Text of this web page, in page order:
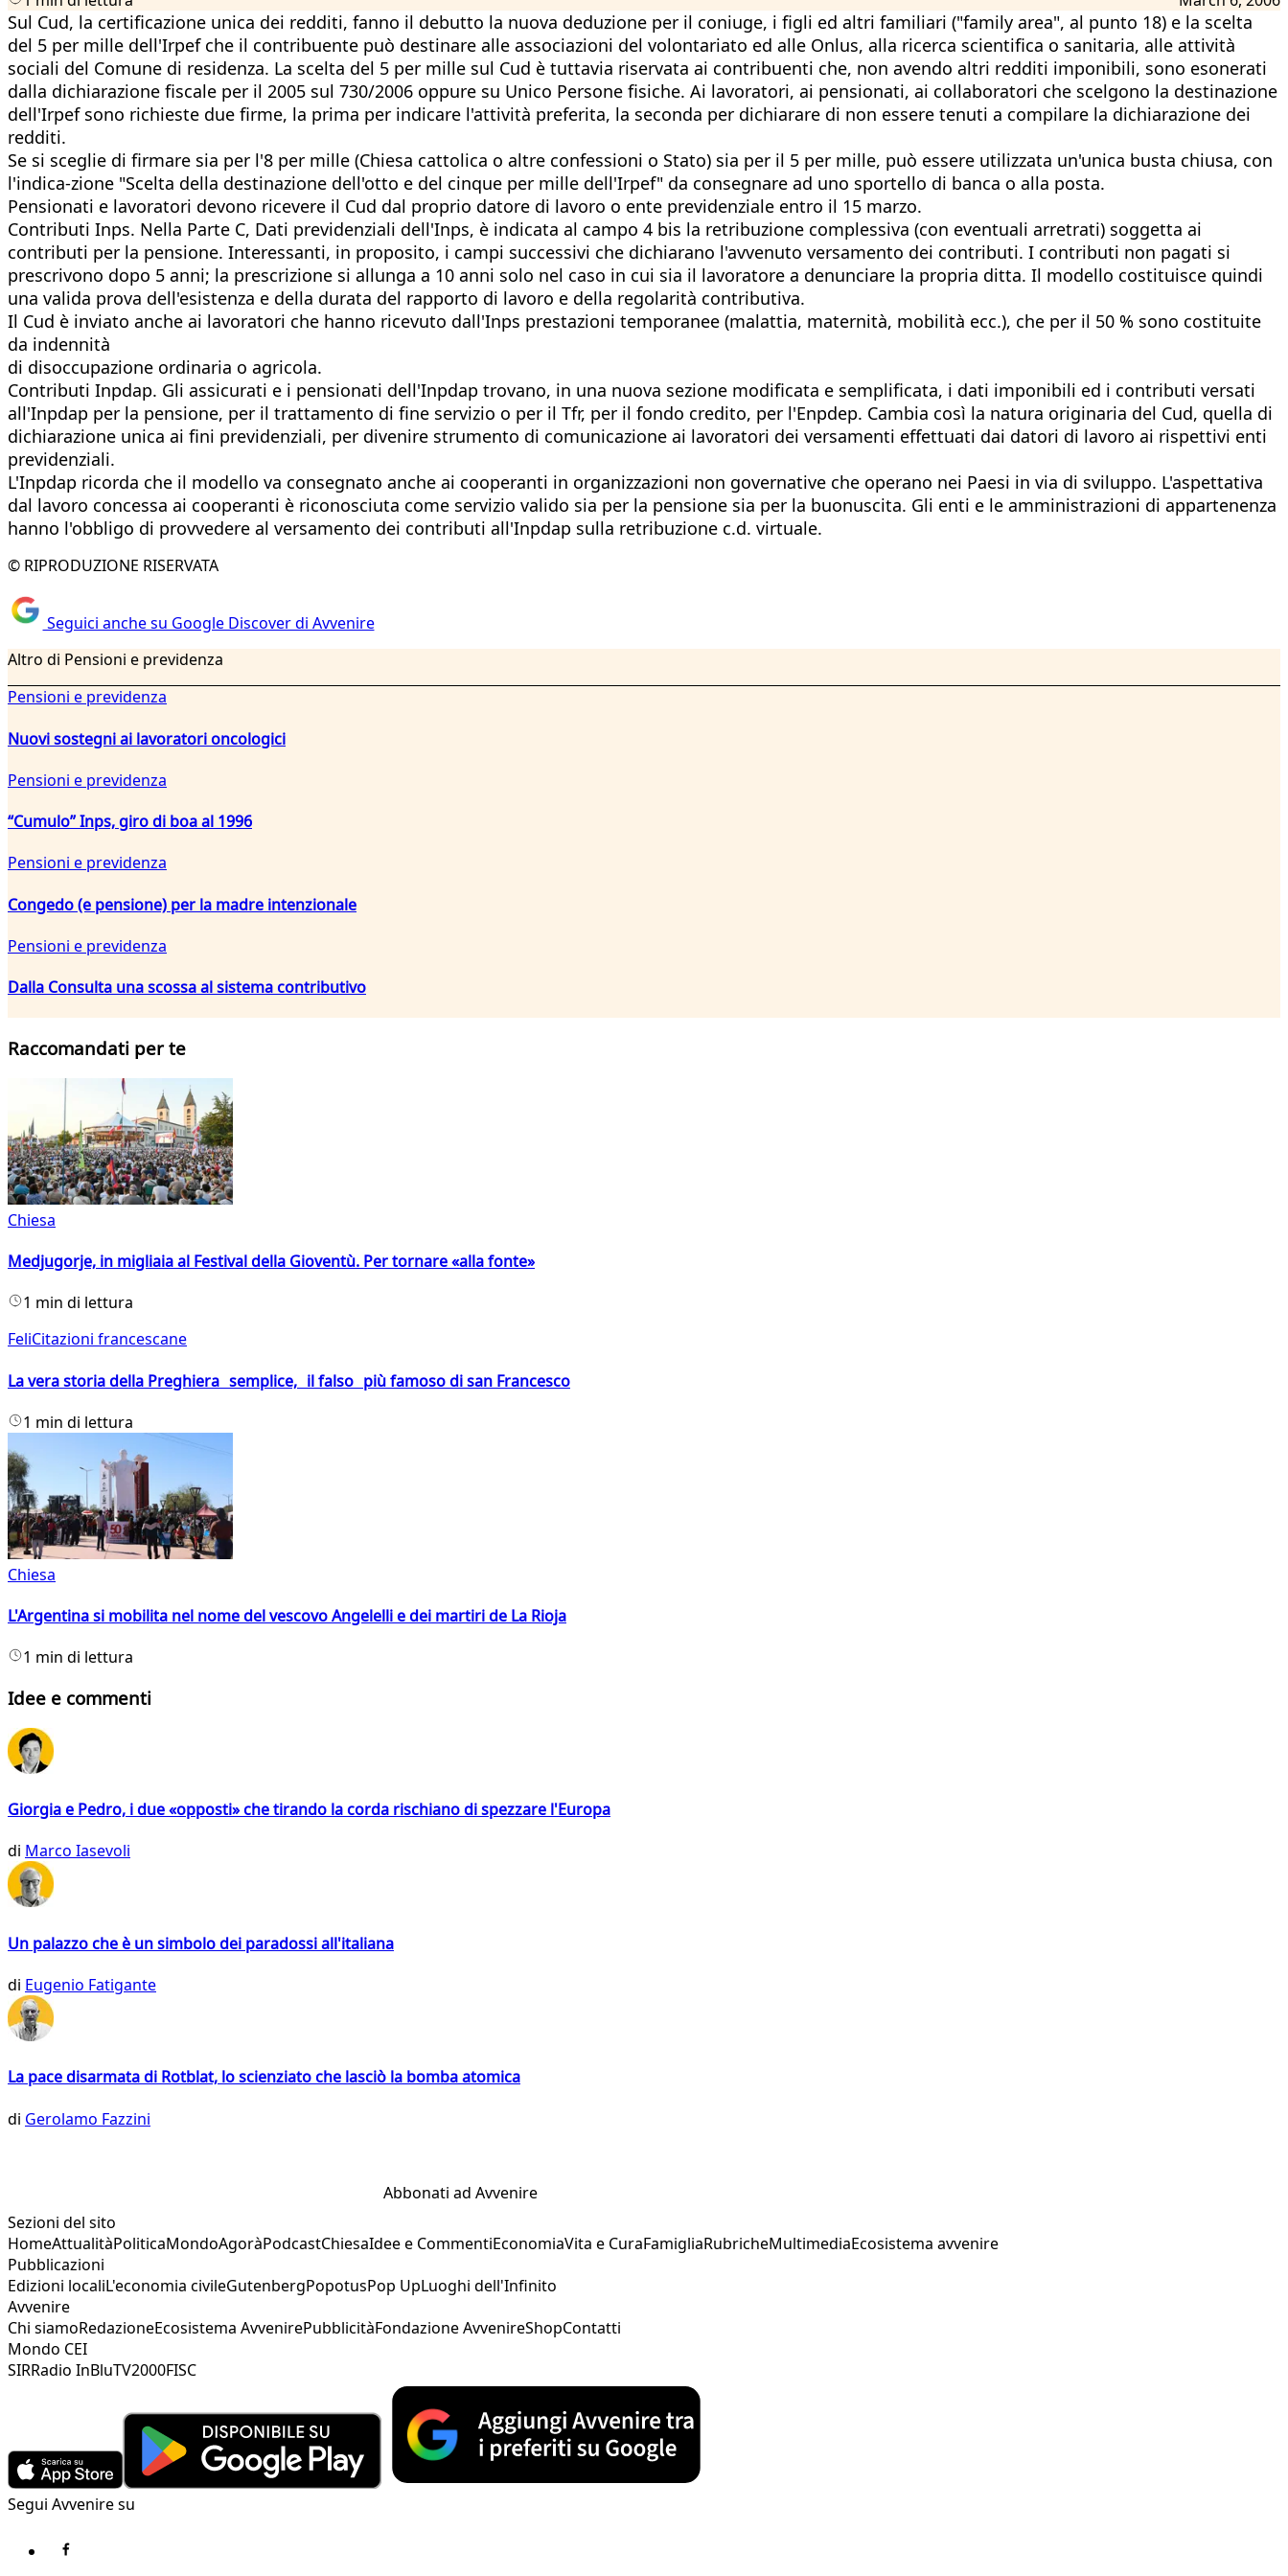
Sul Cud, la certificazione unica dei redditi, fanno il debutto la nuova deduzione per il coniuge, i figli ed altri familiari ("family area", al punto 18) e la scelta
del 5 per mille dell'Irpef che il contribuente può destinare alle associazioni del volontariato ed alle Onlus, alla ricerca scientifica o sanitaria, alle attività
sociali del Comune di residenza. La scelta del 5 per mille sul Cud è tuttavia riservata ai contribuenti che, non avendo altri redditi imponibili, sono esonerati
dalla dichiarazione fiscale per il 2005 sul 730/2006 oppure su Unico Persone fisiche. Ai lavoratori, ai pensionati, ai collaboratori che scelgono la destinazione
dell'Irpef sono richieste due firme, la prima per indicare l'attività preferita, la seconda per dichiarare di non essere tenuti a compilare la dichiarazione dei
redditi.
Se si sceglie di firmare sia per l'8 per mille (Chiesa cattolica o altre confessioni o Stato) sia per il 5 per mille, può essere utilizzata un'unica busta chiusa, con
l'indica-zione "Scelta della destinazione dell'otto e del cinque per mille dell'Irpef" da consegnare ad uno sportello di banca o alla posta.
Pensionati e lavoratori devono ricevere il Cud dal proprio datore di lavoro o ente previdenziale entro il 15 marzo.
Contributi Inps. Nella Parte C, Dati previdenziali dell'Inps, è indicata al campo 4 bis la retribuzione complessiva (con eventuali arretrati) soggetta ai
contributi per la pensione. Interessanti, in proposito, i campi successivi che dichiarano l'avvenuto versamento dei contributi. I contributi non pagati si
prescrivono dopo 5 anni; la prescrizione si allunga a 10 anni solo nel caso in cui sia il lavoratore a denunciare la propria ditta. Il modello costituisce quindi
una valida prova dell'esistenza e della durata del rapporto di lavoro e della regolarità contributiva.
Il Cud è inviato anche ai lavoratori che hanno ricevuto dall'Inps prestazioni temporanee (malattia, maternità, mobilità ecc.), che per il 50 % sono costituite
da indennità
di disoccupazione ordinaria o agricola.
Contributi Inpdap. Gli assicurati e i pensionati dell'Inpdap trovano, in una nuova sezione modificata e semplificata, i dati imponibili ed i contributi versati
all'Inpdap per la pensione, per il trattamento di fine servizio o per il Tfr, per il fondo credito, per l'Enpdep. Cambia così la natura originaria del Cud, quella di
dichiarazione unica ai fini previdenziali, per divenire strumento di comunicazione ai lavoratori dei versamenti effettuati dai datori di lavoro ai rispettivi enti
previdenziali.
L'Inpdap ricorda che il modello va consegnato anche ai cooperanti in organizzazioni non governative che operano nei Paesi in via di sviluppo. L'aspettativa
dal lavoro concessa ai cooperanti è riconosciuta come servizio valido sia per la pensione sia per la buonuscita. Gli enti e le amministrazioni di appartenenza
hanno l'obbligo di provvedere al versamento dei contributi all'Inpdap sulla retribuzione c.d. virtuale.
© RIPRODUZIONE RISERVATA
Seguici anche su Google Discover di Avvenire
Altro di Pensioni e previdenza
Pensioni e previdenza
Nuovi sostegni ai lavoratori oncologici
Pensioni e previdenza
“Cumulo” Inps, giro di boa al 1996
Pensioni e previdenza
Congedo (e pensione) per la madre intenzionale
Pensioni e previdenza
Dalla Consulta una scossa al sistema contributivo
Raccomandati per te
Chiesa
Medjugorje, in migliaia al Festival della Gioventù. Per tornare «alla fonte»
1 min di lettura
FeliCitazioni francescane
La vera storia della Preghiera semplice, il falso più famoso di san Francesco
1 min di lettura
Chiesa
L'Argentina si mobilita nel nome del vescovo Angelelli e dei martiri de La Rioja
1 min di lettura
Idee e commenti
Giorgia e Pedro, i due «opposti» che tirando la corda rischiano di spezzare l'Europa
di Marco Iasevoli
Un palazzo che è un simbolo dei paradossi all'italiana
di Eugenio Fatigante
La pace disarmata di Rotblat, lo scienziato che lasciò la bomba atomica
di Gerolamo Fazzini
Abbonati ad Avvenire
Sezioni del sito
HomeAttualitàPoliticaMondoAgoràPodcastChiesaIdee e CommentiEconomiaVita e CuraFamigliaRubricheMultimediaEcosistema avvenire
Pubblicazioni
Edizioni localiL'economia civileGutenbergPopotusPop UpLuoghi dell'Infinito
Avvenire
Chi siamoRedazioneEcosistema AvvenirePubblicitàFondazione AvvenireShopContatti
Mondo CEI
SIRRadio InBluTV2000FISC
Segui Avvenire su